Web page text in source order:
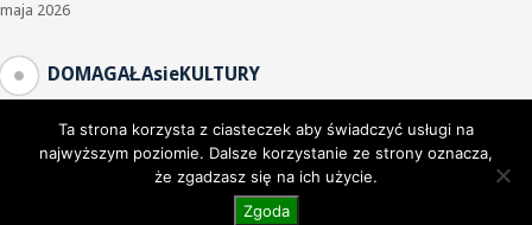
maja 2026
DOMAGAŁAsieKULTURY
Ta strona korzysta z ciasteczek aby świadczyć usługi na
najwyższym poziomie. Dalsze korzystanie ze strony oznacza,
że zgadzasz się na ich użycie.
Zgoda